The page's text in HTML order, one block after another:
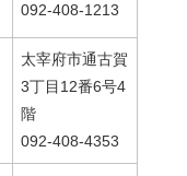
092-408-1213
太宰府市通古賀
3丁目12番6号4
階
092-408-4353